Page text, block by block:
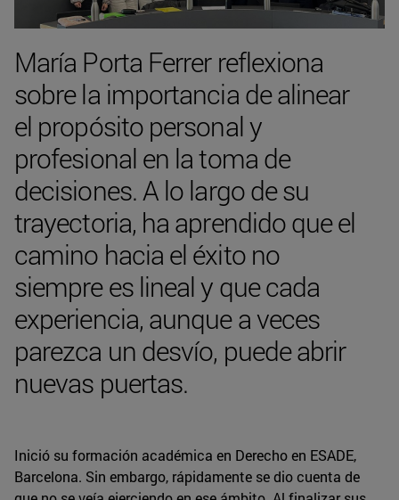
María Porta Ferrer reflexiona
sobre la importancia de alinear
el propósito personal y
profesional en la toma de
decisiones. A lo largo de su
trayectoria, ha aprendido que el
camino hacia el éxito no
siempre es lineal y que cada
experiencia, aunque a veces
parezca un desvío, puede abrir
nuevas puertas.
Inició su formación académica en Derecho en ESADE,
Barcelona. Sin embargo, rápidamente se dio cuenta de